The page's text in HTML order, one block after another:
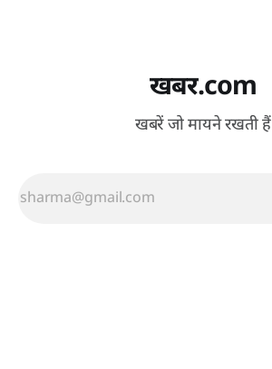
खबर.com
खबरें जो मायने रखती हैं